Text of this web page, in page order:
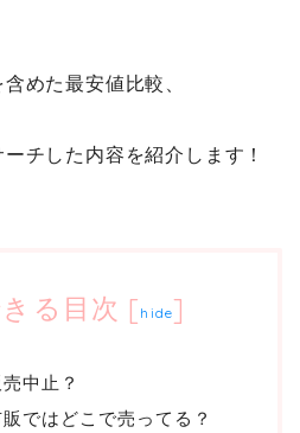
めた最安値比較、
チした内容を紹介します！
る目次 [ hide]
中止？
ではどこで売ってる？